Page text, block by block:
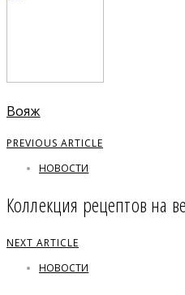
Вояж
PREVIOUS ARTICLE
НОВОСТИ
Коллекция рецептов на
NEXT ARTICLE
НОВОСТИ